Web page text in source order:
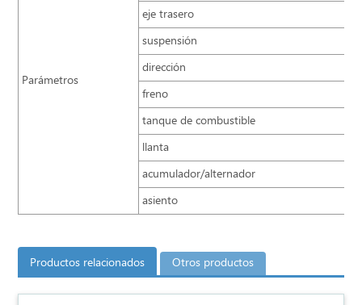
Parámetros
eje trasero
suspensión
dirección
freno
tanque de combustible
llanta
acumulador/alternador
asiento
Productos relacionados Otros productos